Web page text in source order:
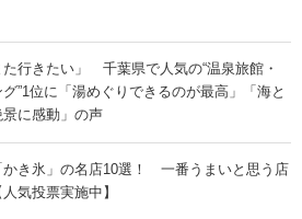
た行きたい」 千葉県で人気の“温泉旅館・
”1位に「湯めぐりできるのが最高」「海と
に感動」の声
かき氷」の名店10選！ 一番うまいと思う店
気投票実施中】